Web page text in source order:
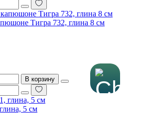
Тигра 732, глина 8 см
В корзину
5 см